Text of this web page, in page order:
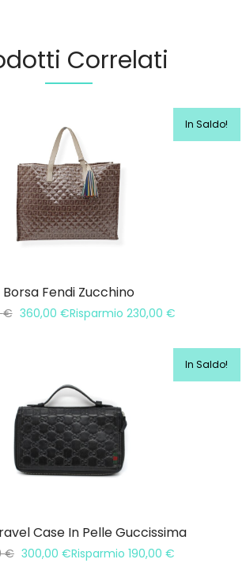
Correlati
In Saldo!
Borsa Fendi Zucchino
€ 360,00 €Risparmio 230,00 €
In Saldo!
Case In Pelle Guccissima
€ 300,00 €Risparmio 190,00 €